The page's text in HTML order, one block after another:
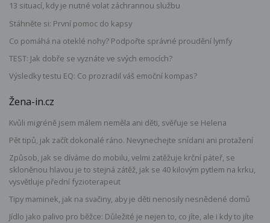
13 situací, kdy je nutné volat záchrannou službu
Stáhněte si: První pomoc do kapsy
Co pomáhá na oteklé nohy? Podpořte správné proudění lymfy
TEST: Jak dobře se vyznáte ve svých emocích?
Výsledky testu EQ: Co prozradil váš emoční kompas?
Žena-in.cz
Kvůli migréně jsem málem neměla ani děti, svěřuje se Helena
Pět tipů, jak začít dokonalé ráno. Nevynechejte snídani ani protažení
Způsob, jak se díváme do mobilu, velmi zatěžuje krční páteř, se
skloněnou hlavou je to stejná zátěž, jak se 40 kilovým pytlem na krku,
vysvětluje přední fyzioterapeut
Tipy maminek, jak na svačiny, aby je děti nenosily nesnědené domů
Jídlo jako palivo pro běžce: Důležité je nejen to, co jíte, ale i kdy to jíte